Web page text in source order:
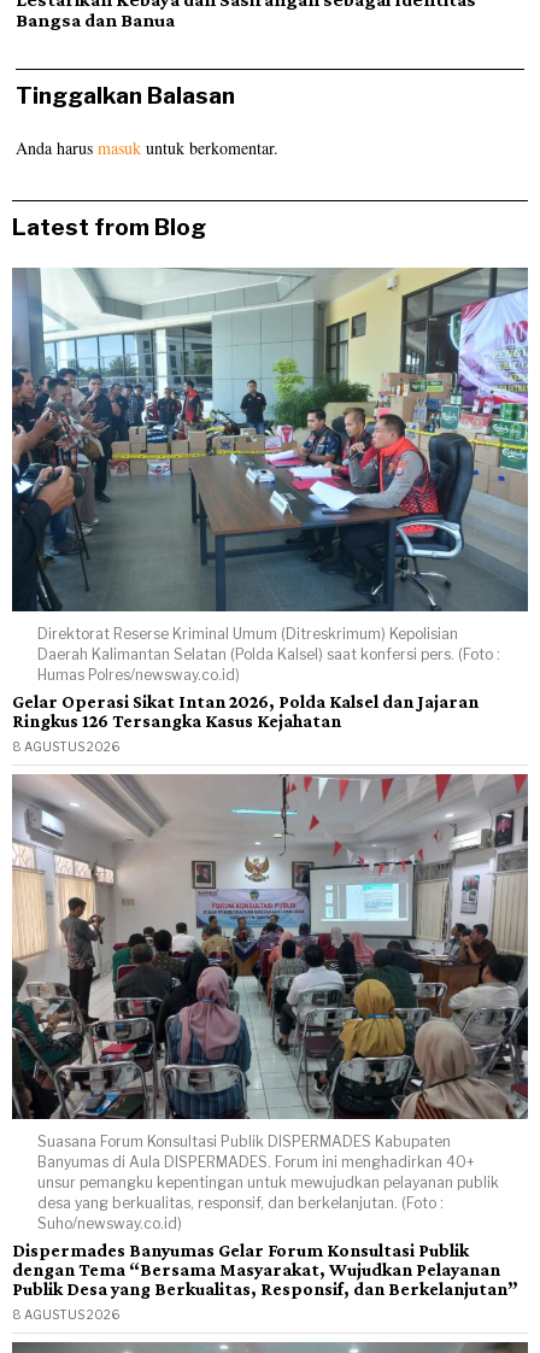
Bangsa dan Banua
Tinggalkan Balasan
Anda harusmasuk untuk berkomentar.
Latest from Blog
Direktorat Reserse Kriminal Umum (Ditreskrimum) Kepolisian
Daerah Kalimantan Selatan (Polda Kalsel) saat konfersi pers. (Foto :
Humas Polres/newsway.co.id)
Gelar Operasi Sikat Intan 2026, Polda Kalsel dan Jajaran
Ringkus 126 Tersangka Kasus Kejahatan
8 AGUSTUS 2026
Suasana Forum Konsultasi Publik DISPERMADES Kabupaten
Banyumas di Aula DISPERMADES. Forum ini menghadirkan 40+
unsur pemangku kepentingan untuk mewujudkan pelayanan publik
desa yang berkualitas, responsif, dan berkelanjutan. (Foto :
Suho/newsway.co.id)
Dispermades Banyumas Gelar Forum Konsultasi Publik
dengan Tema “Bersama Masyarakat, Wujudkan Pelayanan
Publik Desa yang Berkualitas, Responsif, dan Berkelanjutan”
8 AGUSTUS 2026